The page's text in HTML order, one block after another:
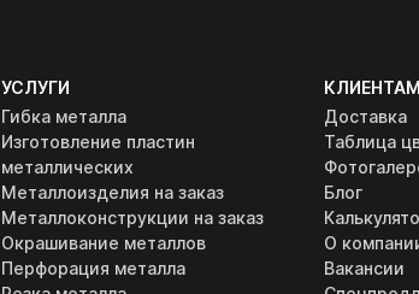
УСЛУГИ
Гибка металла
Изготовление пластин
металлических
Металлоизделия на заказ
Металлоконструкции на заказ
Окрашивание металлов
Перфорация металла
КЛИЕНТАМ
Доставка
Таблица
Блог
О
Вакансии